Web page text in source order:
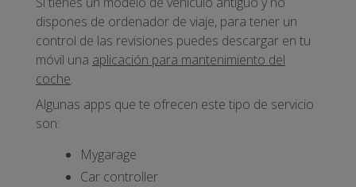
dispones de ordenador de viaje, para tener un
control de las revisiones puedes descargar en tu
móvil una aplicación para mantenimiento del
coche.
Algunas apps que te ofrecen este tipo de servicio
son:
Mygarage
Car controller